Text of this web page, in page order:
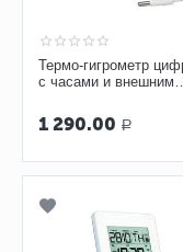
Термо-гигрометр
с часами и внешним
2A
1 290.00 Р